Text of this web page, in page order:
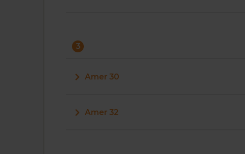
3
Amer 30
Amer 32